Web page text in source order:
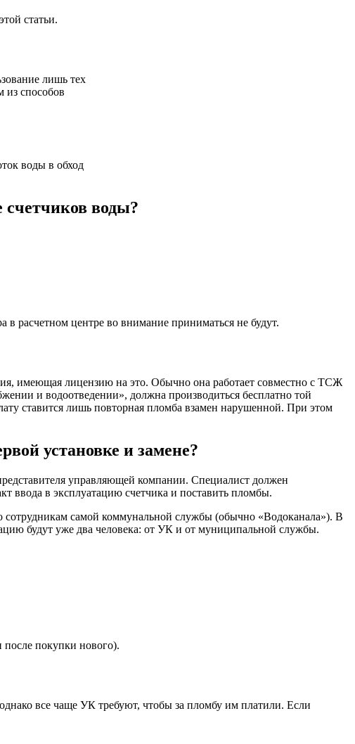
статьи.
лишь тех
из способов
воды в обход
счетчиков воды?
расчетном центре во внимание приниматься не будут.
имеющая лицензию на это. Обычно она работает совместно с ТСЖ
и водоотведении», должна производиться бесплатно той
ставится лишь повторная пломба взамен нарушенной. При этом
установке и замене?
управляющей компании. Специалист должен
ввода в эксплуатацию счетчика и поставить пломбы.
сотрудникам самой коммунальной службы (обычно «Водоканала»). В
будут уже два человека: от УК и от муниципальной службы.
после покупки нового).
все чаще УК требуют, чтобы за пломбу им платили. Если